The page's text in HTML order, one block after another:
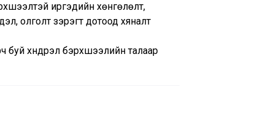
иргэдийн хөнгөлөлт,
олголт зэрэгт дотоод хяналт
хүндрэл бэрхшээлийн талаар